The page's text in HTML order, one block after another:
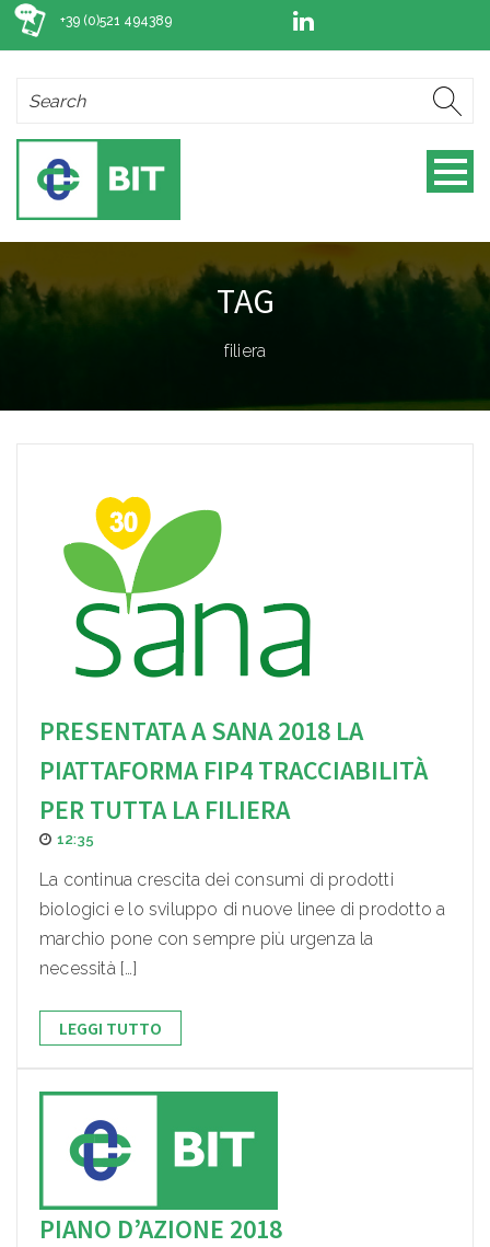
+39 (0)521 494389
TAG
filiera
PRESENTATA A SANA 2018 LA
PIATTAFORMA FIP4 TRACCIABILITÀ
PER TUTTA LA FILIERA
12:35
La continua crescita dei consumi di prodotti
biologici e lo sviluppo di nuove linee di prodotto a
marchio pone con sempre più urgenza la
necessità […]
LEGGI TUTTO
PIANO D’AZIONE 2018